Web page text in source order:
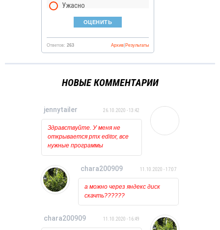
Ужасно
Ответов: 263 Результаты
Архив
НОВЫЕ КОММЕНТАРИИ
jennytailer 26.10.2020 - 13:42
Здравствуйте. У меня не
открывается pmx editor, все
нужные программы
установлены и обновлены.
то ничего вообще не
происходит, лишь на курсоре
какое то время мигает
загрузка. Может у кого
нибудь была такая проблема?
chara200909 11.10.2020 - 17:07
а можно через яндекс диск
скачть??????
chara200909 11.10.2020 - 16:49